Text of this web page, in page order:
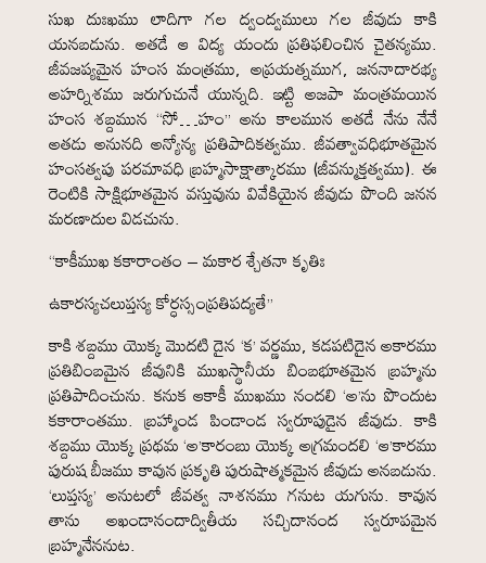
సుఖ దుఃఖము లాదిగా గల ద్వంద్వములు గల జీవుడు కాకి
యనబడును. అతడే ఆ విద్య యందు ప్రతిఫలించిన చైతన్యము.
జీవజప్యమైన హంస మంత్రము, అప్రయత్నముగ, జననాదారభ్య
అహర్నిశము జరుగుచునే యున్నది. ఇట్టి అజపా మంత్రమయిన
హంస శబ్దమున “సో…హం” అను కాలమున అతడే నేను నేనే
అతడు అనునది అన్యోన్య ప్రతిపాదికత్వము. జీవత్వావధిభూతమైన
హంసత్వపు పరమావధి బ్రహ్మసాక్షాత్కారము (జీవన్ముక్తత్వము). ఈ
రెంటికి సాక్షిభూతమైన వస్తువును వివేకియైన జీవుడు పొంది జనన
మరణాదుల విడచును.
“కాకీముఖ కకారాంతం – మకార శ్చేతనా కృతిః
ఉకారస్యచలుప్తస్య కోర్ధస్సంప్రతిపద్యతే”
కాకి శబ్దము యొక్క మొదటి దైన ‘క’ వర్ణము, కడపటిదైన అకారము
ప్రతిబింబమైన జీవునికి ముఖస్థానీయ బింబభూతమైన బ్రహ్మను
ప్రతిపాదించును. కనుక ఆకాకీ ముఖము నందలి ‘అ’ను పొందుట
కకారాంతము. బ్రహ్మాండ పిండాండ స్వరూపుడైన జీవుడు. కాకి
శబ్దము యొక్క ప్రథమ ‘అ’కారంబు యొక్క అగ్రమందలి ‘ఆ’కారము
పురుష బీజము కావున ప్రకృతి పురుషాత్మకమైన జీవుడు అనబడును.
‘లుప్తస్య’ అనుటలో జీవత్వ నాశనము గనుట యగును. కావున
తాను అఖండానందాద్వితీయ సచ్చిదానంద స్వరూపమైన
బ్రహ్మనేననుట.